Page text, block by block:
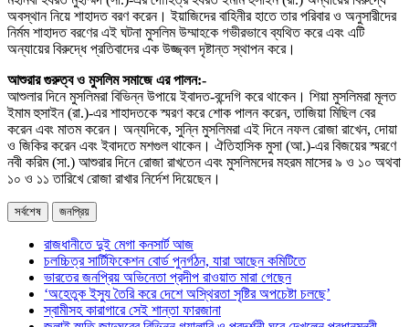
অবস্থান নিয়ে শাহাদত বরণ করেন। ইয়াজিদের বাহিনীর হাতে তার পরিবার ও অনুসারীদের
নির্মম শাহাদত বরণের এই ঘটনা মুসলিম উম্মাহকে গভীরভাবে ব্যথিত করে এবং এটি
অন্যায়ের বিরুদ্ধে প্রতিবাদের এক উজ্জ্বল দৃষ্টান্ত স্থাপন করে।
আশুরার গুরুত্ব ও মুসলিম সমাজে এর পালন:-
আশুলার দিনে মুসলিমরা বিভিন্ন উপায়ে ইবাদত-বন্দেগি করে থাকেন। শিয়া মুসলিমরা মূলত
ইমাম হুসাইন (রা.)-এর শাহাদতকে স্মরণ করে শোক পালন করেন, তাজিয়া মিছিল বের
করেন এবং মাতম করেন। অন্যদিকে, সুন্নি মুসলিমরা এই দিনে নফল রোজা রাখেন, দোয়া
ও জিকির করেন এবং ইবাদতে মশগুল থাকেন। ঐতিহাসিক মুসা (আ.)-এর বিজয়ের স্মরণে
নবী করিম (সা.) আশুরার দিনে রোজা রাখতেন এবং মুসলিমদের মহরম মাসের ৯ ও ১০ অথবা
১০ ও ১১ তারিখে রোজা রাখার নির্দেশ দিয়েছেন।
সর্বশেষ জনপ্রিয়
রাজধানীতে দুই মেগা কনসার্ট আজ
চলচ্চিত্র সার্টিফিকেশন বোর্ড পুনর্গঠন, যারা আছেন কমিটিতে
ভারতের জনপ্রিয় অভিনেতা প্রদীপ রাওয়াত মারা গেছেন
‘অহেতুক ইস্যু তৈরি করে দেশে অস্থিরতা সৃষ্টির অপচেষ্টা চলছে’
স্বামীসহ কারাগারে সেই শান্তা ফারজানা